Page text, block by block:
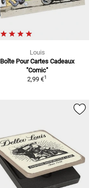
Louis
Boîte Pour Cartes Cadeaux
"Comic"
2,99 €1